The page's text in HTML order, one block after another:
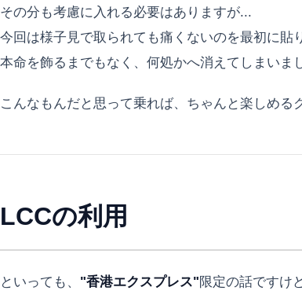
その分も考慮に入れる必要はありますが...
今回は様子見で取られても痛くないのを最初に貼
本命を飾るまでもなく、何処かへ消えてしまいま
こんなもんだと思って乗れば、ちゃんと楽しめる
LCCの利用
といっても、 "香港エクスプレス"限定の話ですけ